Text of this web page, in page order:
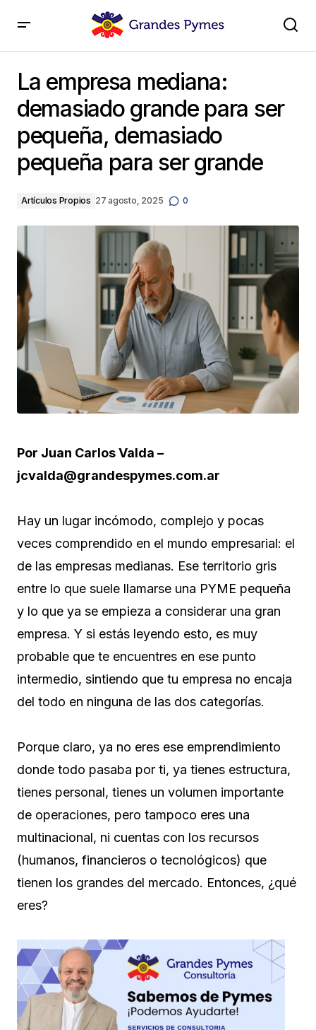
pequeña, demasiado pequeña para ser grande
La empresa mediana:
demasiado grande para ser
pequeña, demasiado
pequeña para ser grande
Artículos Propios 27 agosto, 2025 0
Por Juan Carlos Valda –
jcvalda@grandespymes.com.ar
Hay un lugar incómodo, complejo y pocas
veces comprendido en el mundo empresarial: el
de las empresas medianas. Ese territorio gris
entre lo que suele llamarse una PYME pequeña
y lo que ya se empieza a considerar una gran
empresa. Y si estás leyendo esto, es muy
probable que te encuentres en ese punto
intermedio, sintiendo que tu empresa no encaja
del todo en ninguna de las dos categorías.
Porque claro, ya no eres ese emprendimiento
donde todo pasaba por ti, ya tienes estructura,
tienes personal, tienes un volumen importante
de operaciones, pero tampoco eres una
multinacional, ni cuentas con los recursos
(humanos, financieros o tecnológicos) que
tienen los grandes del mercado. Entonces, ¿qué
eres?